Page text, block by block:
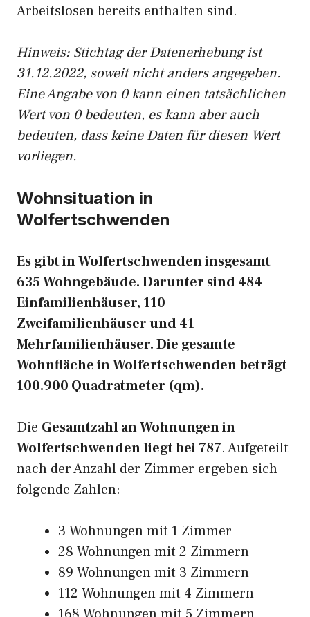
Arbeitslosen bereits enthalten sind.
Hinweis: Stichtag der Datenerhebung ist
31.12.2022, soweit nicht anders angegeben.
Eine Angabe von 0 kann einen tatsächlichen
Wert von 0 bedeuten, es kann aber auch
bedeuten, dass keine Daten für diesen Wert
vorliegen.
Wohnsituation in
Wolfertschwenden
Es gibt in Wolfertschwenden insgesamt
635 Wohngebäude. Darunter sind 484
Einfamilienhäuser, 110
Zweifamilienhäuser und 41
Mehrfamilienhäuser. Die gesamte
Wohnfläche in Wolfertschwenden beträgt
100.900 Quadratmeter (qm).
Die Gesamtzahl an Wohnungen in
Wolfertschwenden liegt bei 787. Aufgeteilt
nach der Anzahl der Zimmer ergeben sich
folgende Zahlen:
3 Wohnungen mit 1 Zimmer
28 Wohnungen mit 2 Zimmern
89 Wohnungen mit 3 Zimmern
112 Wohnungen mit 4 Zimmern